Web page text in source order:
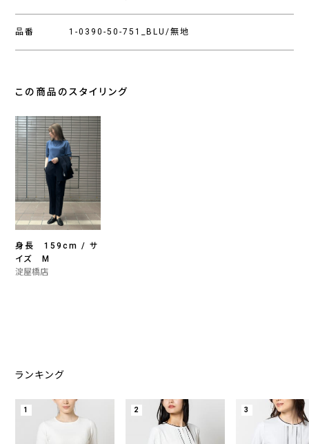
品番 1-0390-50-751_BLU/無地
この商品のスタイリング
身長 159cm / サ
イズ M
淀屋橋店
ランキング
1 2 3